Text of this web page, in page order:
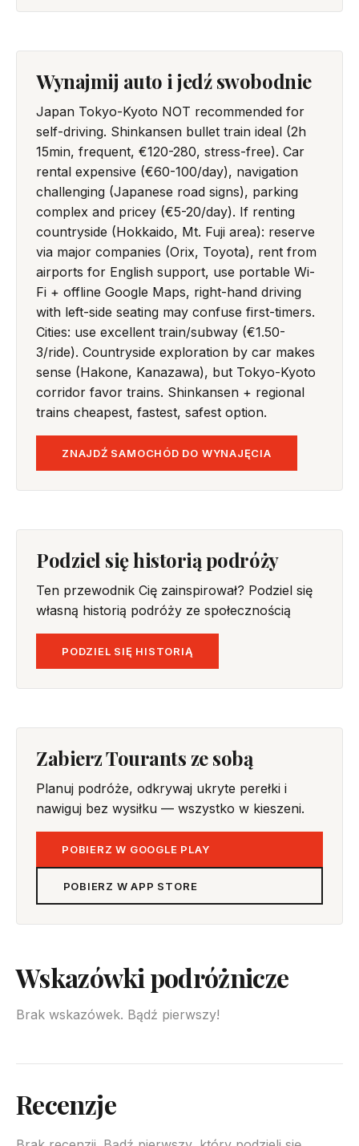
Wynajmij auto i jedź swobodnie
Japan Tokyo-Kyoto NOT recommended for
self-driving. Shinkansen bullet train ideal (2h
15min, frequent, €120-280, stress-free). Car
rental expensive (€60-100/day), navigation
challenging (Japanese road signs), parking
complex and pricey (€5-20/day). If renting
countryside (Hokkaido, Mt. Fuji area): reserve
via major companies (Orix, Toyota), rent from
airports for English support, use portable Wi-
Fi + offline Google Maps, right-hand driving
with left-side seating may confuse first-timers.
Cities: use excellent train/subway (€1.50-
3/ride). Countryside exploration by car makes
sense (Hakone, Kanazawa), but Tokyo-Kyoto
corridor favor trains. Shinkansen + regional
trains cheapest, fastest, safest option.
ZNAJDŹ SAMOCHÓD DO WYNAJĘCIA
Podziel się historią podróży
Ten przewodnik Cię zainspirował? Podziel się
własną historią podróży ze społecznością
PODZIEL SIĘ HISTORIĄ
Zabierz Tourants ze sobą
Planuj podróże, odkrywaj ukryte perełki i
nawiguj bez wysiłku — wszystko w kieszeni.
POBIERZ W GOOGLE PLAY
POBIERZ W APP STORE
Wskazówki podróżnicze
Brak wskazówek. Bądź pierwszy!
Recenzje